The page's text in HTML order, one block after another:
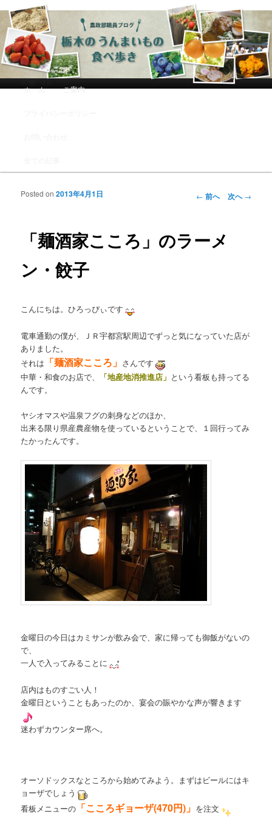
農政部職員ブログ「栃木のうんまい
もの食べ歩き」
メインコンテンツへ移動
サブコンテンツへ移動
ホーム ご案内
投稿ナビゲーシ
← 前へ 次へ→
「麺酒家こころ」のラーメ
ン・餃子
Posted on2013年4月1日
こんにちは。ひろっぴぃです
電車通勤の僕が、ＪＲ宇都宮駅周辺でずっと気になっていた店が
ありました。
それは 「麺酒家こころ」 さんです
中華・和食のお店で、
「地産地消推進店」 という看板も持ってる
んです。
ヤシオマスや温泉フグの刺身などのほか、
出来る限り県産農産物を使っているということで、１回行ってみ
たかったんです。
金曜日の今日はカミサンが飲み会で、家に帰っても御飯がないの
で、
一人で入ってみることに
店内はものすごい人！
金曜日ということもあったのか、宴会の賑やかな声が響きます
迷わずカウンター席へ。
オーソドックスなところから始めてみよう。まずはビールにはキ
ョーザでしょう
看板メニューの 「こころギョーザ(470円)」 を注文